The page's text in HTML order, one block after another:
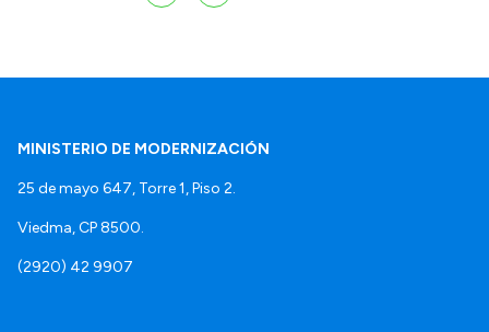
MINISTERIO DE MODERNIZACIÓN
25 de mayo 647, Torre 1, Piso 2.
Viedma, CP 8500.
(2920) 42 9907